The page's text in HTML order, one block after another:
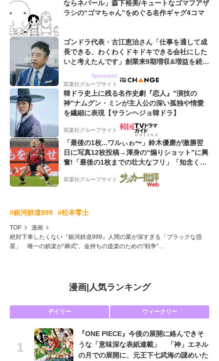
ならネパール」森下裕美/キュートなゴマフアザ
ラシの“ゴマちゃん”をめぐる名作ギャグ4コマ
ゴンドラ代表・古江恵治さん「仕事を通して成
長できる、わくわくドキドキできる会社にした
いと考えたんです」創業来9期増収&増益を続け
Sponsored
双葉社グループサイト
韓ドラ史上に残る名作史劇『恋人』”演技の
神”ナムグン・ミンが主人公の深い孤独や情愛
を繊細に表現【サランヘジョ韓ドラ】
双葉社グループサイト
「最後の1枚...ワルぃゎ〜」鈴木優磨が激勝翌
日に写真12枚投稿→渾身の“煽りショット”に興
奮!「最後の1枚までの壮大なフリ」「知念くん
のことどんだけ好きなんよw」
双葉社グループサイト
#銀河鉄道999 #松本零士
TOP
漫画
絶対下車したくない『銀河鉄道999』人間の業が深すぎる「ブラックな惑
星」 唯一の娯楽が“葬式”、金持ちの道楽のための“戦争”…
漫画| 人気ランキング
デイリー ウィークリー
『ONE PIECE』今後の展開に絡んできそ
うな「意味深な表紙連載」 「神」エネル
の月での展開に、元王下七武海の謎めいた